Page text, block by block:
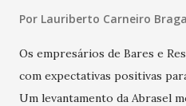
Por Lauriberto Carneiro Braga
Os empresários de Bares e
com expectativas positivas
Um levantamento da Abrasel